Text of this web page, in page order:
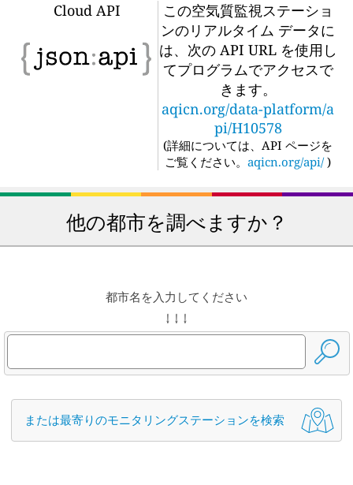
Cloud API
この空気質監視ステーショ
ンのリアルタイム データに
は、次の API URL を使用し
てプログラムでアクセスで
きます。
aqicn.org/data-platform/a
pi/H10578
(詳細については、API ページを
ご覧ください。 aqicn.org/api/ )
他の都市を調べますか？
都市名を入力してください
↓ ↓ ↓
または最寄りのモニタリングステーションを検索